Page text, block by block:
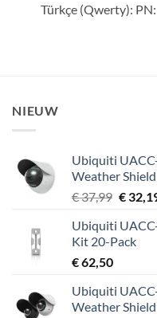
Türkçe (Qwerty):
NIEUW
Ubiquiti
Weather
€37,99
was:
€ 37,99.
€
Ubiquiti
Kit 20-Pack
€62,50
Ubiquiti
Weather Shield